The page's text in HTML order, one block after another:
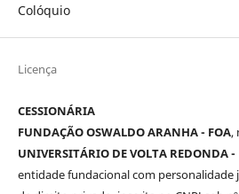
Colóquio
Licença
CESSIONÁRIA
FUNDAÇÃO OSWALDO ARANHA - FOA,
UNIVERSITÁRIO DE VOLTA REDONDA
entidade fundacional com personalidade